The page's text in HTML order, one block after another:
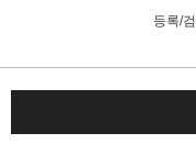
등록/